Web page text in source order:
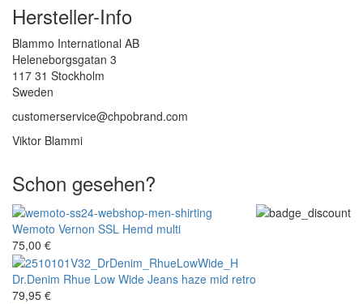
Hersteller-Info
Blammo International AB
Heleneborgsgatan 3
117 31 Stockholm
Sweden
customerservice@chpobrand.com
Viktor Blammi
Schon gesehen?
Wemoto Vernon SSL Hemd multi
75,00 €
Dr.Denim Rhue Low Wide Jeans haze mid retro
79,95 €